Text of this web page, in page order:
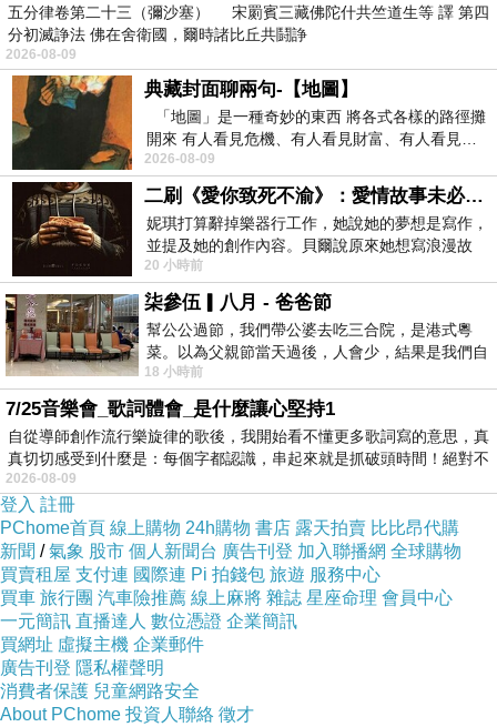
正關鍵的是快速動眼期睡眠品質，而不是單純是否記得夢境。
每個人幾乎每天都會進入快速動眼期，只是未必能清楚回憶夢
的內容。當快速動眼期穩定且連續，大腦能順利完成資訊整
合，即使醒來後不記得夢境，仍會感覺精神相對清爽。
快速動眼期睡眠品質良好時，大腦會將短期記憶轉換為長期記
憶，同時重新整理情緒反應，降低壓力殘留。反之，若快速動
眼期反覆被中斷，大腦的整理工作就像被迫中途停工，容易出
現注意力不集中、情緒波動或記憶力下降的情形。
這也是為什麼有些人即使睡了七、八個小時，隔天仍感到疲
倦。問題不在睡眠時數，而在於快速動眼期是否完整。真正優
質的睡眠，往往來自於後半夜那幾段不被打擾的快速動眼期。
四、快速動眼期好處對大腦與心理狀態
的影響
深入理解快速動眼期好處，可以幫助我們重新定義「休息」的
意義。對大腦而言，快速動眼期是進行高階整合的重要時段。
白天累積的學習內容、工作資訊與人際互動經驗，會在這個階
段被重新編排，形成更穩固的記憶結構。
除了記憶力之外，快速動眼期好處也明顯反映在情緒層面。研
究發現，人在快速動眼期中，大腦會降低情緒中樞的過度反
應，讓情緒記憶在不再伴隨強烈壓力的情況下被保存。這也是
為什麼睡眠品質良好的人，通常在面對壓力時更具彈性，不容
五分律卷第二十三（彌沙塞） 宋罽賓三藏佛陀什共竺道生等 譯 第四
分初滅諍法 佛在舍衛國，爾時諸比丘共鬪諍
2026-08-09
典藏封面聊兩句-【地圖】
「地圖」是一種奇妙的東西 將各式各樣的路徑攤
開來 有人看見危機、有人看見財富、有人看見…
從中可以發掘出不同的
2026-08-09
二刷《愛你致死不渝》：愛情故事未必是浪漫故事
妮琪打算辭掉樂器行工作，她說她的夢想是寫作，
並提及她的創作內容。貝爾說原來她想寫浪漫故
事，妮琪回應：「不是浪漫故事，是愛情
20 小時前
柒參伍▎八月 - 爸爸節
幫公公過節，我們帶公婆去吃三合院，是港式粵
菜。以為父親節當天過後，人會少，結果是我們自
己想多了。人陸續地進，滿滿都是人，個人
18 小時前
7/25音樂會_歌詞體會_是什麼讓心堅持1
自從導師創作流行樂旋律的歌後，我開始看不懂更多歌詞寫的意思，真
真切切感受到什麼是：每個字都認識，串起來就是抓破頭時間！絕對不
2026-08-09
登入 註冊
PChome首頁 線上購物 24h購物 書店 露天拍賣 比比昂代購
新聞 /氣象 股市 個人新聞台 廣告刊登 加入聯播網 全球購物
買賣租屋 支付連 國際連 Pi 拍錢包 旅遊 服務中心
買車 旅行團 汽車險推薦 線上麻將 雜誌 星座命理 會員中心
一元簡訊 直播達人 數位憑證 企業簡訊
買網址 虛擬主機 企業郵件
廣告刊登 隱私權聲明
消費者保護 兒童網路安全
About PChome 投資人聯絡 徵才